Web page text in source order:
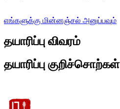
எங்களுக்கு மின்னஞ்சல் அனுப்பவும்
தயாரிப்பு விவரம்
தயாரிப்பு குறிச்சொற்கள்